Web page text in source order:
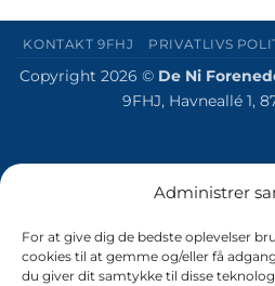
Administrer
For at give dig de bedste oplevelser
cookies til at gemme og/eller få
du giver dit samtykke til disse
KONTAKT 9FHJ PRIVATLIVS
Copyright 2026 © De Ni
9FHJ, Havneallé 1,